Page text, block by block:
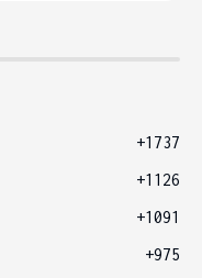
+1737
+1126
+1091
+975